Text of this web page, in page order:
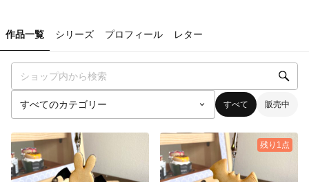
作品一覧 シリーズ プロフィール レター
すべて 販売中
残り1点